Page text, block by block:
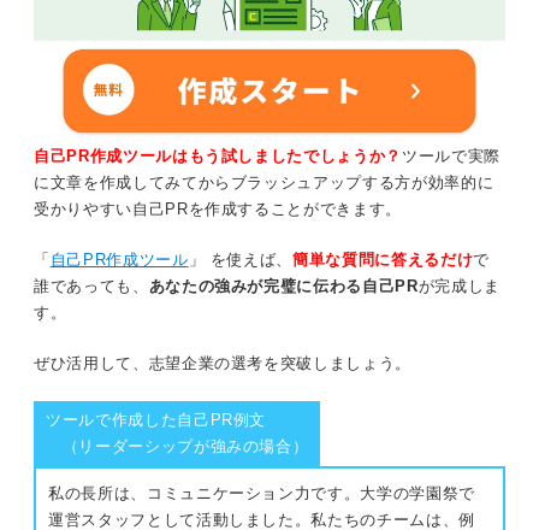
自己PR作成ツールはもう試しましたでしょうか？ ツールで実際
に文章を作成してみてからブラッシュアップする方が効率的に
受かりやすい自己PRを作成することができます。
「 自己PR作成ツール 」 を使えば、簡単な質問に答えるだけで
誰であっても、 あなたの強みが完璧に伝わる自己PRが完成しま
す。
ぜひ活用して、志望企業の選考を突破しましょう。
ツールで作成した自己PR例文
（リーダーシップが強みの場合）
私の長所は、コミュニケーション力です。大学の学園祭で
運営スタッフとして活動しました。私たちのチームは、例